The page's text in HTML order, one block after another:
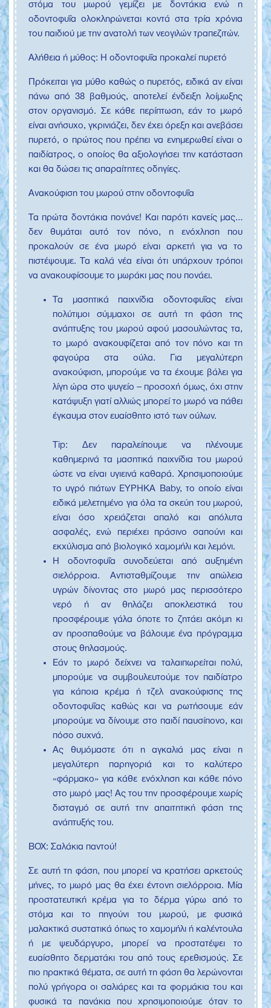
στόμα του μωρού γεμίζει με δοντάκια ενώ η
οδοντοφυΐα ολοκληρώνεται κοντά στα τρία χρόνια
του παιδιού με την ανατολή των νεογιλών τραπεζιτών.
Αλήθεια ή μύθος: Η οδοντοφυΐα προκαλεί πυρετό
Πρόκειται για μύθο καθώς ο πυρετός, ειδικά αν είναι
πάνω από 38 βαθμούς, αποτελεί ένδειξη λοίμωξης
στον οργανισμό. Σε κάθε περίπτωση, εάν το μωρό
είναι ανήσυχο, γκρινιάζει, δεν έχει όρεξη και ανεβάσει
πυρετό, ο πρώτος που πρέπει να ενημερωθεί είναι ο
παιδίατρος, ο οποίος θα αξιολογήσει την κατάσταση
και θα δώσει τις απαραίτητες οδηγίες.
Ανακούφιση του μωρού στην οδοντοφυΐα
Τα πρώτα δοντάκια πονάνε! Και παρότι κανείς μας…
δεν θυμάται αυτό τον πόνο, η ενόχληση που
προκαλούν σε ένα μωρό είναι αρκετή για να το
πιστέψουμε. Τα καλά νέα είναι ότι υπάρχουν τρόποι
να ανακουφίσουμε το μωράκι μας που πονάει.
Τα μασητικά παιχνίδια οδοντοφυΐας είναι
πολύτιμοι σύμμαχοι σε αυτή τη φάση της
ανάπτυξης του μωρού αφού μασουλώντας τα,
το μωρό ανακουφίζεται από τον πόνο και τη
φαγούρα στα ούλα. Για μεγαλύτερη
ανακούφιση, μπορούμε να τα έχουμε βάλει για
λίγη ώρα στο ψυγείο – προσοχή όμως, όχι στην
κατάψυξη γιατί αλλιώς μπορεί το μωρό να πάθει
έγκαυμα στον ευαίσθητο ιστό των ούλων.
Tip: Δεν παραλείπουμε να πλένουμε
καθημερινά τα μασητικά παιχνίδια του μωρού
ώστε να είναι υγιεινά καθαρά. Χρησιμοποιούμε
το υγρό πιάτων ΕΥΡΗΚΑ Baby, το οποίο είναι
ειδικά μελετημένο για όλα τα σκεύη του μωρού,
είναι όσο χρειάζεται απαλό και απόλυτα
ασφαλές, ενώ περιέχει πράσινο σαπούνι και
εκχύλισμα από βιολογικό χαμομήλι και λεμόνι.
Η οδοντοφυΐα συνοδεύεται από αυξημένη
σιελόρροια. Αντισταθμίζουμε την απώλεια
υγρών δίνοντας στο μωρό μας περισσότερο
νερό ή αν θηλάζει αποκλειστικά του
προσφέρουμε γάλα όποτε το ζητάει ακόμη κι
αν προσπαθούμε να βάλουμε ένα πρόγραμμα
στους θηλασμούς.
Εάν το μωρό δείχνει να ταλαιπωρείται πολύ,
μπορούμε να συμβουλευτούμε τον παιδίατρο
για κάποια κρέμα ή τζελ ανακούφισης της
οδοντοφυΐας καθώς και να ρωτήσουμε εάν
μπορούμε να δίνουμε στο παιδί παυσίπονο, και
πόσο συχνά.
Ας θυμόμαστε ότι η αγκαλιά μας είναι η
μεγαλύτερη παρηγοριά και το καλύτερο
«φάρμακο» για κάθε ενόχληση και κάθε πόνο
στο μωρό μας! Ας του την προσφέρουμε χωρίς
δισταγμό σε αυτή την απαιτητική φάση της
ανάπτυξής του.
ΒΟΧ: Σαλάκια παντού!
Σε αυτή τη φάση, που μπορεί να κρατήσει αρκετούς
μήνες, το μωρό μας θα έχει έντονη σιελόρροια. Μία
προστατευτική κρέμα για το δέρμα γύρω από το
στόμα και το πηγούνι του μωρού, με φυσικά
μαλακτικά συστατικά όπως το χαμομήλι ή καλέντουλα
ή με ψευδάργυρο, μπορεί να προστατέψει το
ευαίσθητο δερματάκι του από τους ερεθισμούς. Σε
πιο πρακτικά θέματα, σε αυτή τη φάση θα λερώνονται
πολύ γρήγορα οι σαλιάρες και τα φορμάκια του και
φυσικά τα πανάκια που χρησιμοποιούμε όταν το